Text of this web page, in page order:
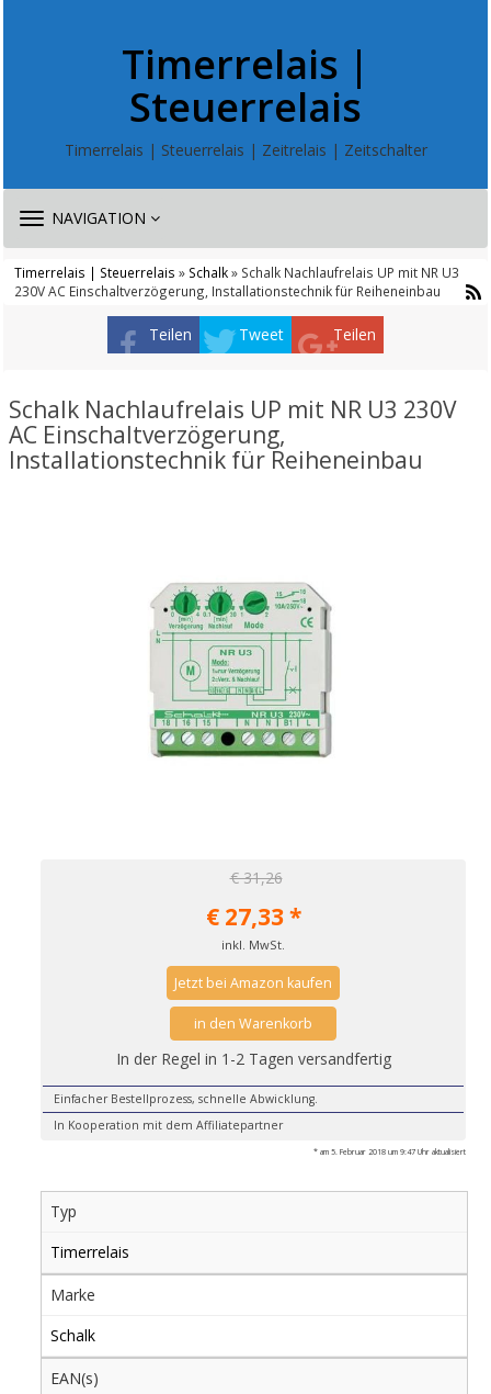
Timerrelais |
Steuerrelais
Timerrelais | Steuerrelais | Zeitrelais | Zeitschalter
TOGGLE
NAVIGATION
Timerrelais | Steuerrelais » Schalk» Schalk Nachlaufrelais UP mit NR U3
230V AC Einschaltverzögerung, Installationstechnik für Reiheneinbau
Teilen Tweet Teilen
Schalk Nachlaufrelais UP mit NR U3 230V
AC Einschaltverzögerung,
Installationstechnik für Reiheneinbau
€ 31,26
€27,33*
inkl. MwSt.
Jetzt bei Amazon kaufen
in den Warenkorb
In der Regel in 1-2 Tagen versandfertig
Einfacher Bestellprozess, schnelle Abwicklung.
In Kooperation mit dem Affiliatepartner
* am 5. Februar 2018 um 9:47 Uhr aktualisiert
Typ
Timerrelais
Marke
Schalk
EAN(s)